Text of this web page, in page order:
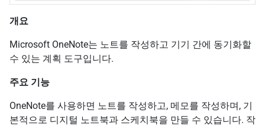
개요
Microsoft OneNote는 노트를 작성하고 기기 간에 동기화할
수 있는 계획 도구입니다.
주요 기능
OneNote를 사용하면 노트를 작성하고, 메모를 작성하며, 기
본적으로 디지털 노트북과 스케치북을 만들 수 있습니다. 작